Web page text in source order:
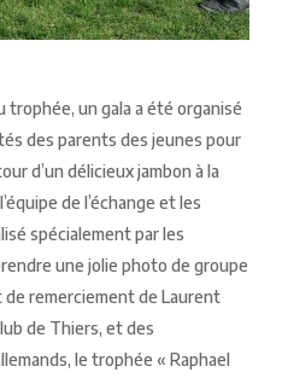
trophée, un gala a été organisé
des parents des jeunes pour
d’un délicieux jambon à la
de l’échange et les
spécialement par les
une jolie photo de groupe
remerciement de Laurent
de Thiers, et des
le trophée « Raphael